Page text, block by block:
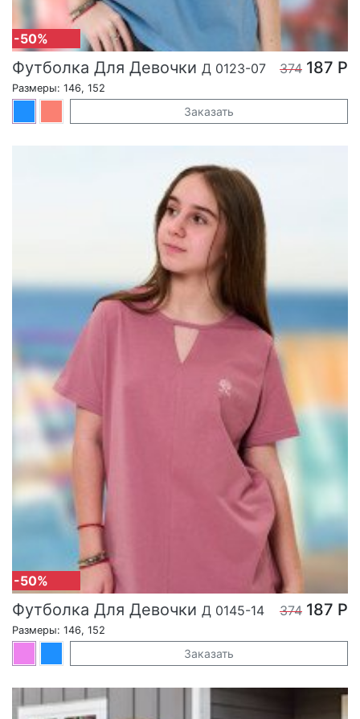
-50%
Футболка Для Девочки Д 0123-07 374 187 Р
Размеры: 146, 152
Заказать
-50%
Футболка Для Девочки Д 0145-14 374 187 Р
Размеры: 146, 152
Заказать